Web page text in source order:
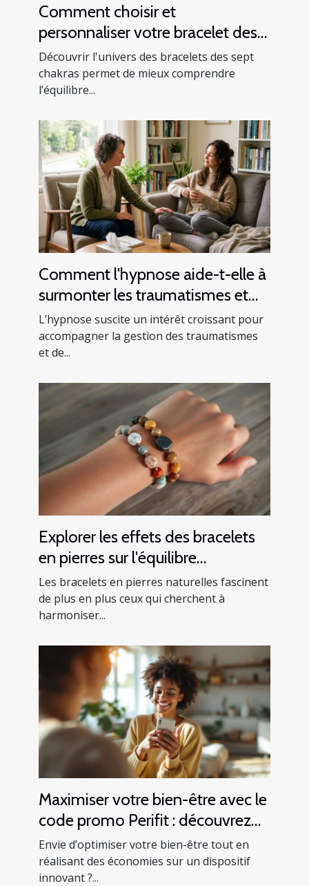
Comment choisir et
personnaliser votre bracelet des
sept chakras ?
Découvrir l'univers des bracelets des sept
chakras permet de mieux comprendre
l’équilibre...
Comment l'hypnose aide-t-elle à
surmonter les traumatismes et
l'anxiété ?
L’hypnose suscite un intérêt croissant pour
accompagner la gestion des traumatismes
et de...
Explorer les effets des bracelets
en pierres sur l'équilibre
émotionnel
Les bracelets en pierres naturelles fascinent
de plus en plus ceux qui cherchent à
harmoniser...
Maximiser votre bien-être avec le
code promo Perifit : découvrez
comment
Envie d’optimiser votre bien-être tout en
réalisant des économies sur un dispositif
innovant ?...